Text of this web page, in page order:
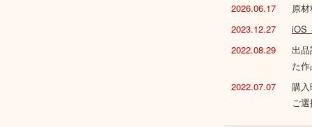
2026.06.17
原
2023.12.27
iOS
2022.08.29
出
た
2022.07.07
購
ご